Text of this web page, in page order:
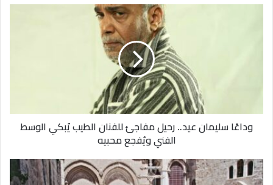
فائض أولي بنسبة 2.5٪ من الناتج المحلي الإجمالي، وتراجع العجز
الكلي في الموازنة إلى 6.3٪، مشيرًا إلى أن تلك الأرقام تعكس
الانضباط المالي، وتوجه الدولة نحو ترسيخ أسس الاستقرار
الاقتصادي.
وفيما يتعلق بالإيرادات، أشار الوزير إلى أن الدولة حققت أعلى معدل
نمو سنوي في الإيرادات الضريبية بنسبة 38٪، نتيجة لتوسيع القاعدة
الوسط
الفنيوداعًا سليمان عيد.. رحيل مفاجئ للفنان الطيب يُبكي الوسط
الفني ويُفجع محبيه
عيد
الفصح